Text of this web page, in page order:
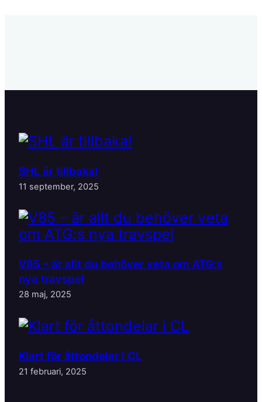
SHL är tillbaka!
11 september, 2025
V85 – är allt du behöver veta om ATG:s
nya travspel
28 maj, 2025
Klart för åttondelar i CL
21 februari, 2025